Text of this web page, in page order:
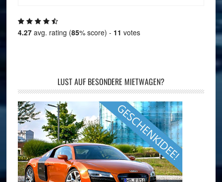
4.27avg. rating (85% score) - 11 votes
LUST AUF BESONDERE MIETWAGEN?